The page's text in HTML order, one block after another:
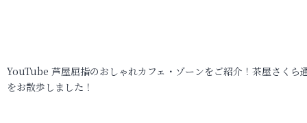
YouTube 芦屋屈指のおしゃれカフェ・ゾーンをご紹介！茶屋さくら
をお散歩しました！